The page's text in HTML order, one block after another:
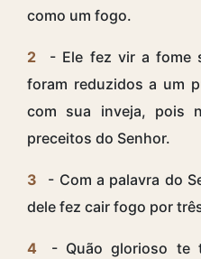
como um fogo.
2
- Ele fez vir a fome
foram reduzidos a um
com sua inveja, pois
preceitos do Senhor.
3
- Com a palavra do
dele fez cair fogo por
4
- Quão glorioso te